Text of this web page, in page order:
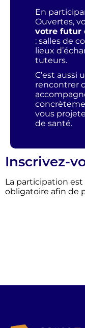
En
Ouvertes,
votre futur
: salles de
lieux
tuteurs.
C’est
rencontrer
vous
de santé.
Inscrivez-
La participation
obligatoire afin de